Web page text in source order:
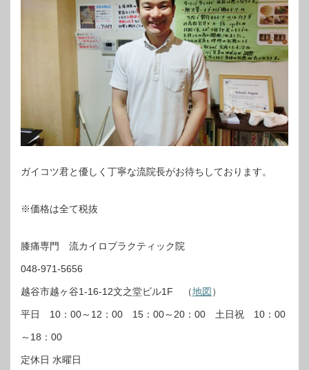
ガイコツ君と優しく丁寧な流院長がお待ちしております。
※価格は全て税抜
膝痛専門 流カイロプラクティック院
048-971-5656
越谷市越ヶ谷1-16-12文之堂ビル1F （地図 ）
平日 10：00～12：00 15：00～20：00 土日祝 10：00
～18：00
定休日 水曜日